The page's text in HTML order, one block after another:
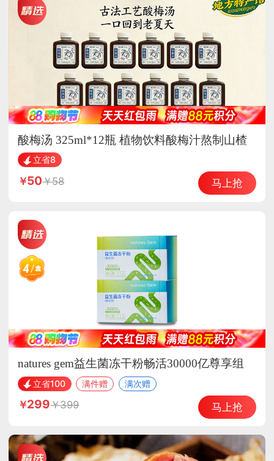
酸梅汤 325ml*12瓶 植物饮料酸梅汁熬制山楂
乌梅汁饮品
立省8
50 58 马上抢
natures gem益生菌冻干粉畅活30000亿尊享组
立省100 满件赠 满次赠
299 399 马上抢